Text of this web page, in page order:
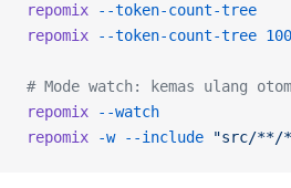
repomix --token-count-tree
repomix --token-count-tree
# Mode watch: kemas ulang
repomix --watch
repomix -w --include "src/**/